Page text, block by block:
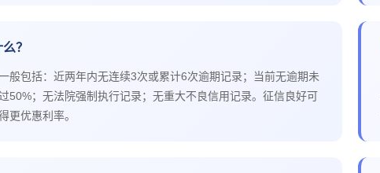
？
般包括：近两年内无连续3次或累计6次逾期记录；当前无逾期未
50%；无法院强制执行记录；无重大不良信用记录。征信良好可
更优惠利率。